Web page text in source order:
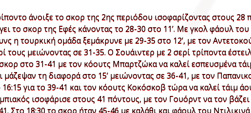
άνοιξε το σκορ της 2ης περιόδου ισοφαρίζοντας στους 28
το σκορ της Εφές κάνοντας το 28-30 στο 11’. Με γκολ φάουλ του
η τουρκική ομάδα ξεμάκρυνε με 29-35 στο 12’, με τον
τους μειώνοντας σε 31-35. Ο Σουάιντερ με 2 σερί τρίποντα
στο 31-41 με τον κόουτς Μπαρτζώκα να καλεί εσπευσμένα
μάζεψαν τη διαφορά στο 15’ μειώνοντας σε 36-41, με τον
για το 39-41 και τον κόουτς Κοκόσκοβ τώρα να καλεί τάιμ
ισοφάρισε στους 41 πόντους, με τον Γουόρντ να τον
Στο 18:30 το σκορ ήταν 45-46 με καλάθι και φάουλ του